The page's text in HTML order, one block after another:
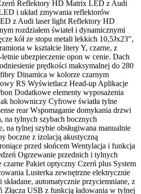
Reflektory HD Matrix LED z Audi
i układ zmywania reflektorów
z Audi laser light Reflektory HD
rozdziałem świateł i dynamicznymi
kół ze stopu metali lekkich 10,5Jx23",
w kształcie litery Y, czarne, z
ubezpieczenie opon w cenie. Dach
prędkości maksymalnej do 280
Dinamica w kolorze czarnym
RS Wyświetlacz Head-up Aplikacje
Dodatkowe elementy wyposażenia
holowniczy Cyfrowe światła tylne
rear Wspomaganie domykania drzwi
na tylnych szybach bocznych
na tylnej szybie obsługiwana manualnie
boczne z izolacją akustyczną
przed słońcem Wentylacja i funkcja
Ogrzewanie przednich i tylnych
Pakiet optyczny Czerń plus System
Lusterka zewnętrzne elektrycznie
automatycznie przyciemniane, z
Złącza USB z funkcją ładowania w tylnej